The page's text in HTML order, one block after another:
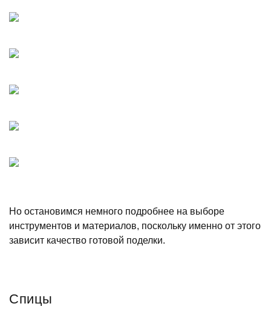
Но остановимся немного подробнее на выборе
инструментов и материалов, поскольку именно от этого
зависит качество готовой поделки.
Спицы